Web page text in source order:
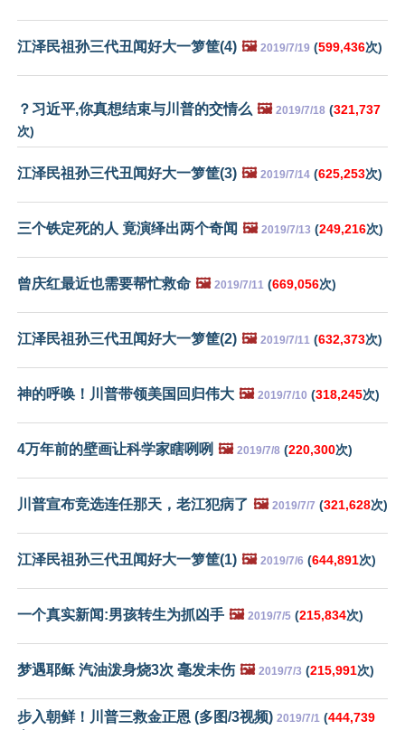
江泽民祖孙三代丑闻好大一箩筐(4) 🖼️ 2019/7/19 (599,436次)
？习近平,你真想结束与川普的交情么 🖼️ 2019/7/18 (321,737
次)
江泽民祖孙三代丑闻好大一箩筐(3) 🖼️ 2019/7/14 (625,253次)
三个铁定死的人 竟演绎出两个奇闻 🖼️ 2019/7/13 (249,216次)
曾庆红最近也需要帮忙救命 🖼️ 2019/7/11 (669,056次)
江泽民祖孙三代丑闻好大一箩筐(2) 🖼️ 2019/7/11 (632,373次)
神的呼唤！川普带领美国回归伟大 🖼️ 2019/7/10 (318,245次)
4万年前的壁画让科学家瞎咧咧 🖼️ 2019/7/8 (220,300次)
川普宣布竞选连任那天，老江犯病了 🖼️ 2019/7/7 (321,628次)
江泽民祖孙三代丑闻好大一箩筐(1) 🖼️ 2019/7/6 (644,891次)
一个真实新闻:男孩转生为抓凶手 🖼️ 2019/7/5 (215,834次)
梦遇耶稣 汽油泼身烧3次 毫发未伤 🖼️ 2019/7/3 (215,991次)
步入朝鲜！川普三救金正恩 (多图/3视频) 2019/7/1 (444,739